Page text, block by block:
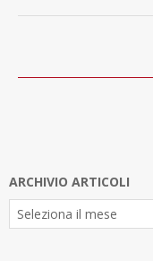
ARCHIVIO ARTICOLI
Archivio
Articoli